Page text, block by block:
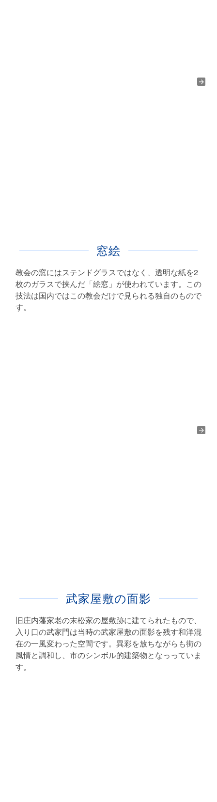
窓絵
教会の窓にはステンドグラスではなく、透明な紙を2
枚のガラスで挟んだ「絵窓」が使われています。この
技法は国内ではこの教会だけで見られる独自のもので
す。
武家屋敷の面影
旧庄内藩家老の末松家の屋敷跡に建てられたもので、
入り口の武家門は当時の武家屋敷の面影を残す和洋混
在の一風変わった空間です。異彩を放ちながらも街の
風情と調和し、市のシンボル的建築物となっっていま
す。